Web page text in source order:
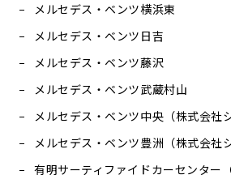
メルセデス・ベンツ横浜東
メルセデス・ベンツ日吉
メルセデス・ベンツ藤沢
メルセデス・ベンツ武蔵村山
メルセデス・ベンツ中央（株式会社
メルセデス・ベンツ豊洲（株式会社
有明サーティファイドカーセンター